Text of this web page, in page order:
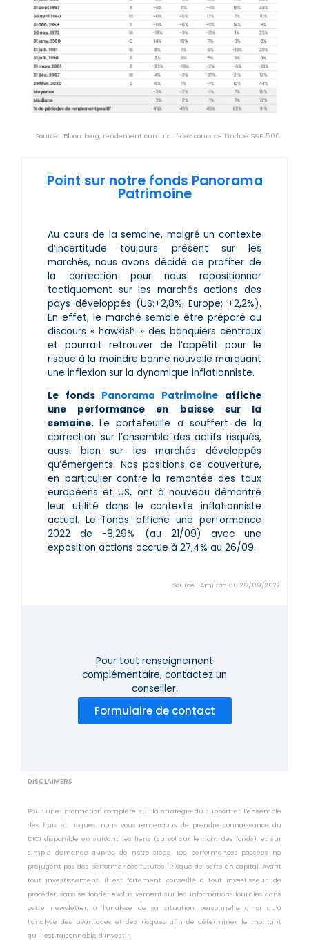
Source : Bloomberg, rendement cumulatif des cours de l’indice S&P 500.
Point sur notre fonds Panorama
Patrimoine
Au cours de la semaine, malgré un contexte
d’incertitude toujours présent sur les
marchés, nous avons décidé de profiter de
la correction pour nous repositionner
tactiquement sur les marchés actions des
pays développés (US:+2,8%; Europe: +2,2%).
En effet, le marché semble être préparé au
discours « hawkish » des banquiers centraux
et pourrait retrouver de l’appétit pour le
risque à la moindre bonne nouvelle marquant
une inflexion sur la dynamique inflationniste.
Le fonds Panorama Patrimoine affiche
une performance en baisse sur la
semaine.Le portefeuille a souffert de la
correction sur l’ensemble des actifs risqués,
aussi bien sur les marchés développés
qu’émergents. Nos positions de couverture,
en particulier contre la remontée des taux
européens et US, ont à nouveau démontré
leur utilité dans le contexte inflationniste
actuel. Le fonds affiche une performance
2022 de -8,29% (au 21/09) avec une
exposition actions accrue à 27,4% au 26/09.
Source : Amilton au 26/09/2022
Pour tout renseignement
complémentaire, contactez un
conseiller.
Formulaire de contact
DISCLAIMERS
Pour une information complète sur la stratégie du support et l’ensemble
des frais et risques, nous vous remercions de prendre connaissance du
DICI disponible en suivant les liens (survol sur le nom des fonds), et sur
simple demande auprès de notre siège. Les performances passées ne
préjugent pas des performances futures. Risque de perte en capital. Avant
tout investissement, il est fortement conseillé à tout investisseur, de
procéder, sans se fonder exclusivement sur les informations fournies dans
cette newsletter, à l’analyse de sa situation personnelle ainsi qu’à
l’analyse des avantages et des risques afin de déterminer le montant
qu’il est raisonnable d’investir.